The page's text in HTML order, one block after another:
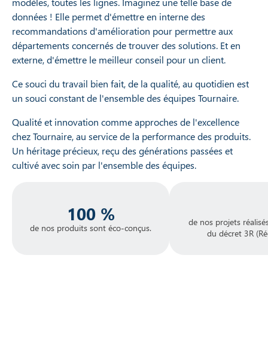
données ! Elle permet d'émettre en interne des
recommandations d'amélioration pour permettre aux
départements concernés de trouver des solutions. Et en
externe, d'émettre le meilleur conseil pour un client.
Ce souci du travail bien fait, de la qualité, au quotidien est
un souci constant de l'ensemble des équipes Tournaire.
Qualité et innovation comme approches de l'excellence
chez Tournaire, au service de la performance des produits.
Un héritage précieux, reçu des générations passées et
cultivé avec soin par l'ensemble des équipes.
100 %
de nos produits sont éco-conçus. de nos projets
du décret 3R